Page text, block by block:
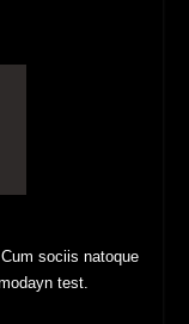
sociis natoque
test.